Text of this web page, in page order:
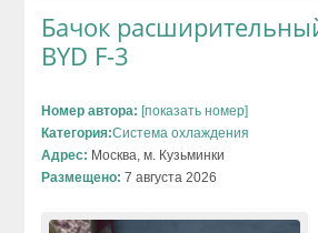
Бачок
BYD F-3
Номер автора: [показать номер]
Категория:Система охлаждения
Адрес: Москва, м. Кузьминки
Размещено: 7 августа 2026